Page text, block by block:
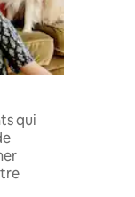
qui